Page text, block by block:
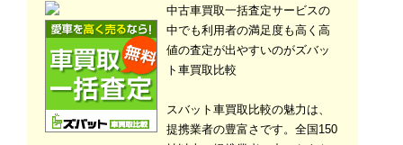
中古車買取一括査定サービスの
中でも利用者の満足度も高く高
値の査定が出やすいのがズバッ
ト車買取比較
スバット車買取比較の魅力は、
提携業者の豊富さです。全国150